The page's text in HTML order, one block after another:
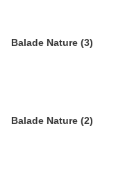
Balade Nature (3)
Balade Nature (2)